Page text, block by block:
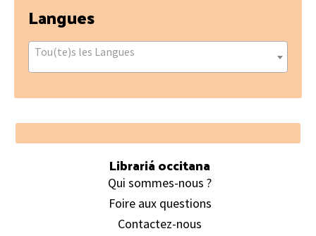
Langues
Tou(te)s les Langues
Footer
Librariá occitana
Qui sommes-nous ?
Foire aux questions
Contactez-nous